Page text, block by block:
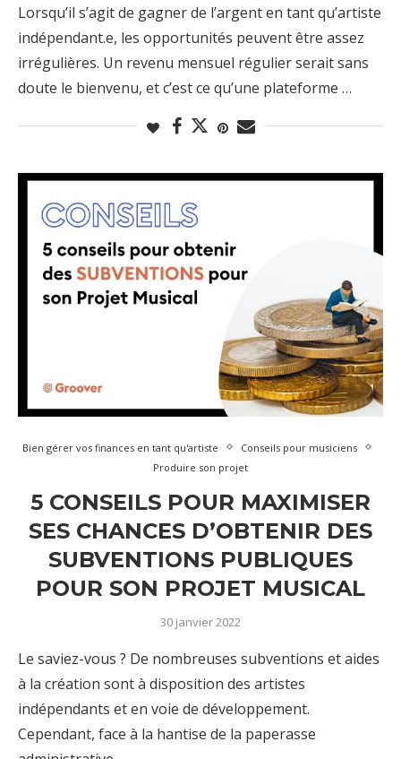
Lorsqu’il s’agit de gagner de l’argent en tant qu’artiste
indépendant.e, les opportunités peuvent être assez
irrégulières. Un revenu mensuel régulier serait sans
doute le bienvenu, et c’est ce qu’une plateforme …
Bien gérer vos finances en tant qu'artiste
Conseils pour musiciens
Produire son projet
5 CONSEILS POUR MAXIMISER
SES CHANCES D’OBTENIR DES
SUBVENTIONS PUBLIQUES
POUR SON PROJET MUSICAL
30 janvier 2022
Le saviez-vous ? De nombreuses subventions et aides
à la création sont à disposition des artistes
indépendants et en voie de développement.
Cependant, face à la hantise de la paperasse